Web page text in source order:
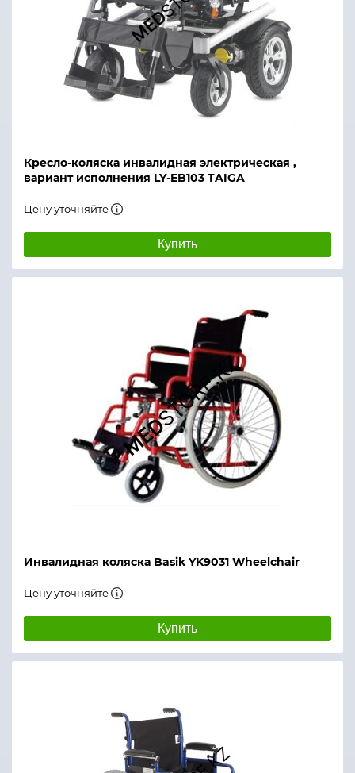
Кресло-коляска инвалидная электрическая ,
вариант исполнения LY-EB103 TAIGA
Цену уточняйте
Купить
Инвалидная коляска Basik YK9031 Wheelchair
Цену уточняйте
Купить